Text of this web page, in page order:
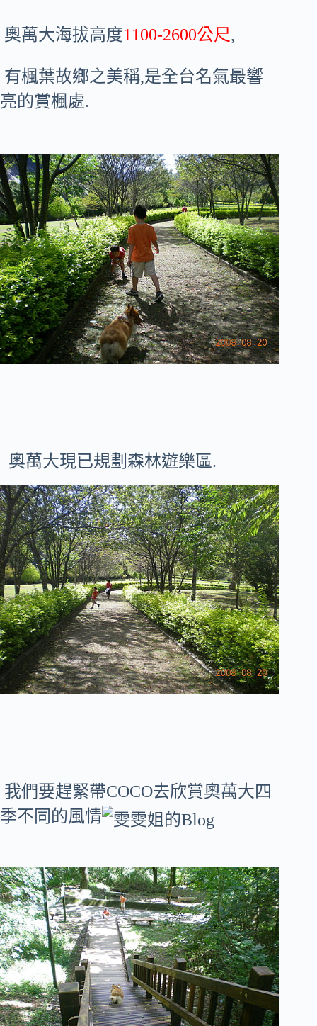
奧萬大海拔高度1100-2600公尺,
有楓葉故鄉之美稱,是全台名氣最響
亮的賞楓處.
奧萬大現已規劃森林遊樂區.
我們要趕緊帶COCO去欣賞奧萬大四
季不同的風情